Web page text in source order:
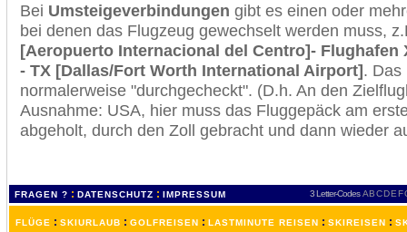
Bei Umsteigeverbindungen gibt es einen oder
bei denen das Flugzeug gewechselt werden muss,
[Aeropuerto Internacional del Centro]- Flughafen
- TX [Dallas/Fort Worth International Airport]. Das
normalerweise "durchgecheckt". (D.h. An den
Ausnahme: USA, hier muss das Fluggepäck am
abgeholt, durch den Zoll gebracht und dann wieder
FRAGEN ? : DATENSCHUTZ : IMPRESSUM 3 Letter-Codes ABCDEF
FLÜGE : SKIURLAUB : GOLFREISEN : LASTMINUTE REISEN : SKIREISEN :